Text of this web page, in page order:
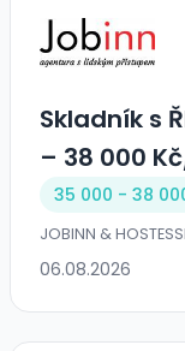
Skladník s
– 38 000
35 000 - 38
JOBINN &
06.08.2026